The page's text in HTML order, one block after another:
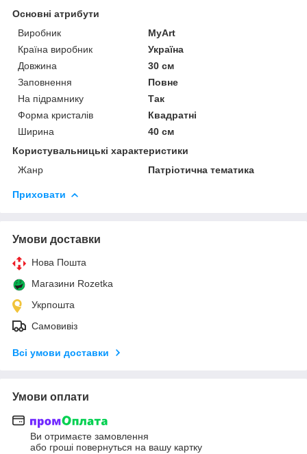
Основні атрибути
Виробник
MyArt
Країна виробник
Україна
Довжина
30 см
Заповнення
Повне
На підрамнику
Так
Форма кристалів
Квадратні
Ширина
40 см
Користувальницькі характеристики
Жанр
Патріотична тематика
Приховати
Умови доставки
Нова Пошта
Магазини Rozetka
Укрпошта
Самовивіз
Всі умови доставки
Умови оплати
Ви отримаєте замовлення
або гроші повернуться на вашу картку